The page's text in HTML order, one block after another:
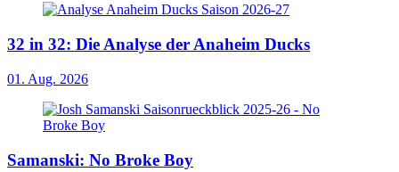
32 in 32: Die Analyse der Anaheim Ducks
01. Aug. 2026
Samanski: No Broke Boy